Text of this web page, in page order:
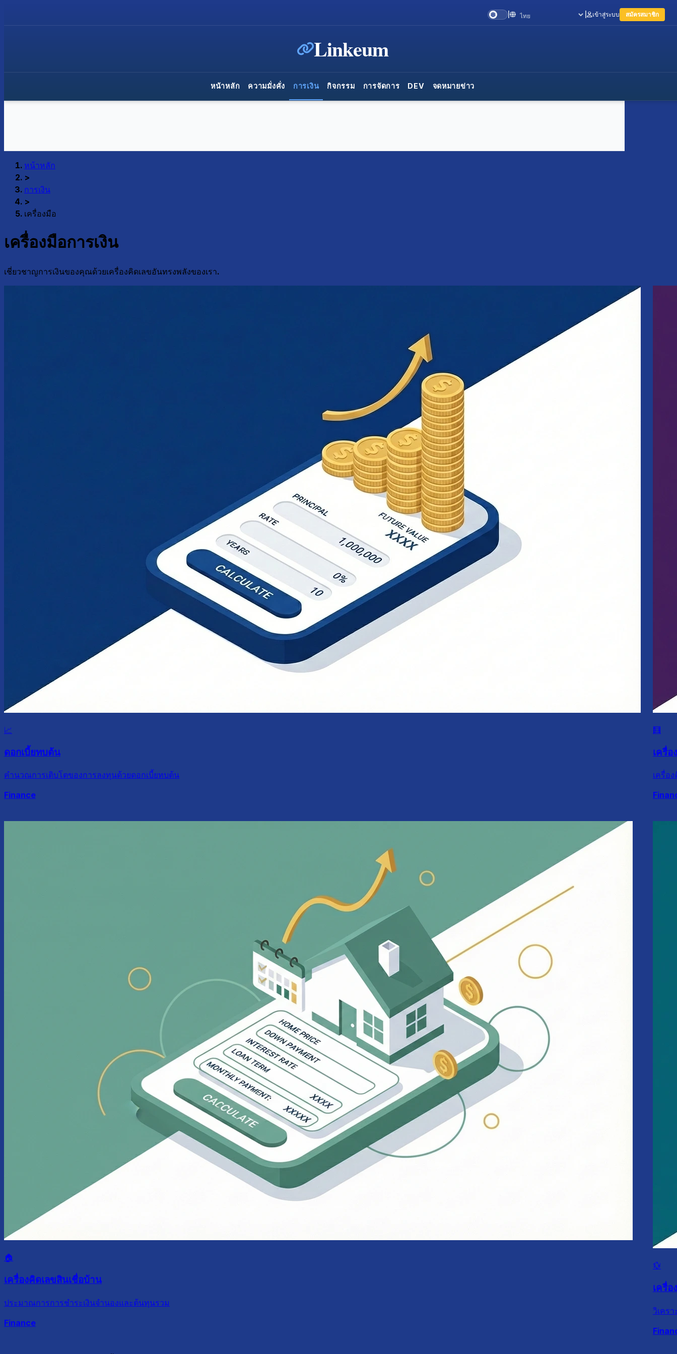
Language เข้าสู่ระบบ สมัครสมาชิก
Linkeum
หน้าหลัก ความมั่งคั่ง การเงิน กิจกรรม การจัดการ DEV จดหมายข่าว
หน้าหลัก
>
การเงิน
>
เครื่องมือ
เครื่องมือการเงิน
เชี่ยวชาญการเงินของคุณด้วยเครื่องคิดเลขอันทรงพลังของเรา.
📈
ดอกเบี้ยทบต้น
คำนวณการเติบโตของการลงทุนด้วยดอกเบี้ยทบต้น
Finance
🧮
เครื่อ
เครื่อ
🏠
เครื่องคิดเลขสินเชื่อบ้าน
ประมาณการการชำระเงินจำนองและต้นทุนรวม
Finance
💱
เครื่
วิเคร